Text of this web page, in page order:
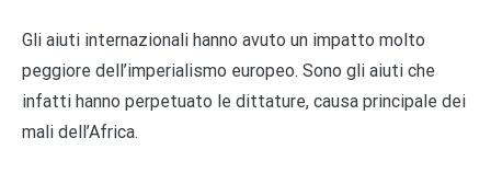
Gli aiuti internazionali hanno avuto un impatto molto
peggiore dell’imperialismo europeo. Sono gli aiuti che
infatti hanno perpetuato le dittature, causa principale dei
mali dell’Africa.